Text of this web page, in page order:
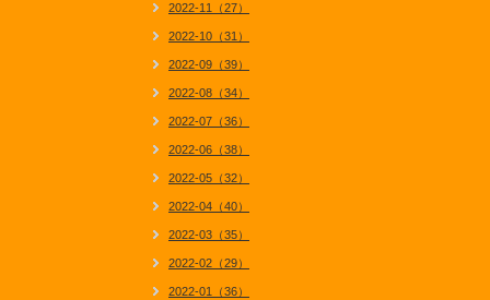
2022-11（27）
2022-10（31）
2022-09（39）
2022-08（34）
2022-07（36）
2022-06（38）
2022-05（32）
2022-04（40）
2022-03（35）
2022-02（29）
2022-01（36）